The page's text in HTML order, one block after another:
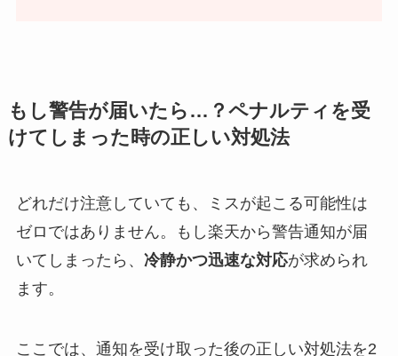
もし警告が届いたら…？ペナルティを受
けてしまった時の正しい対処法
どれだけ注意していても、ミスが起こる可能性は
ゼロではありません。もし楽天から警告通知が届
いてしまったら、 冷静かつ迅速な対応が求められ
ます。
ここでは、通知を受け取った後の正しい対処法を2